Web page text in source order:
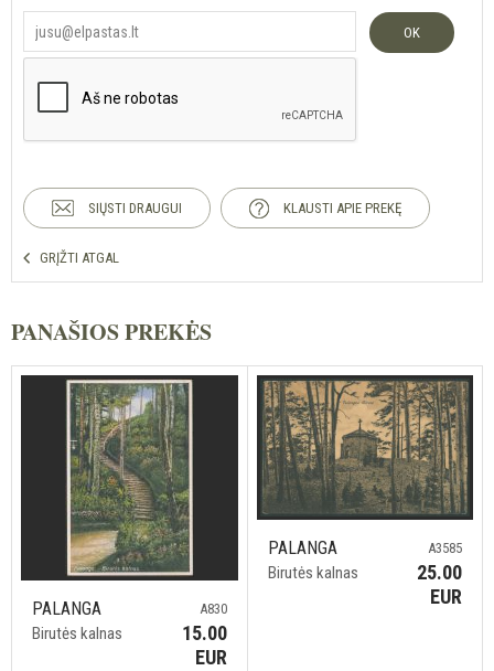
OK
SIŲSTI DRAUGUI KLAUSTI APIE PREKĘ
GRĮŽTI ATGAL
PANAŠIOS PREKĖS
PALANGA
Birutės kalnas
A830
15.00
EUR
PALANGA
Birutės kalnas
A3585
25.00
EUR